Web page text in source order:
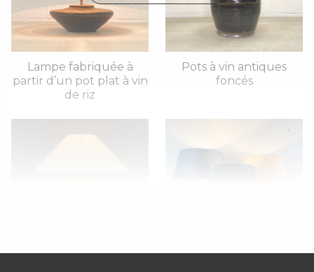
Lampe fabriquée à
partir d’un pot plat à vin
de riz
Pots à vin antiques
foncés